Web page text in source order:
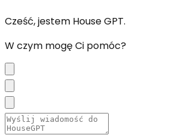
Cześć, jestem House GPT.
W czym mogę Ci pomóc?